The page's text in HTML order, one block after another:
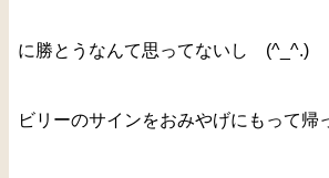
に勝とうなんて思ってないし (^_^.)
ビリーのサインをおみやげにもって帰